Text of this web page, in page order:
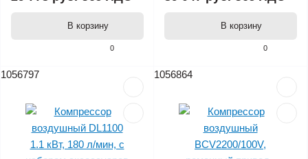
0
В корзину
0
В корзину
1056797 1056864